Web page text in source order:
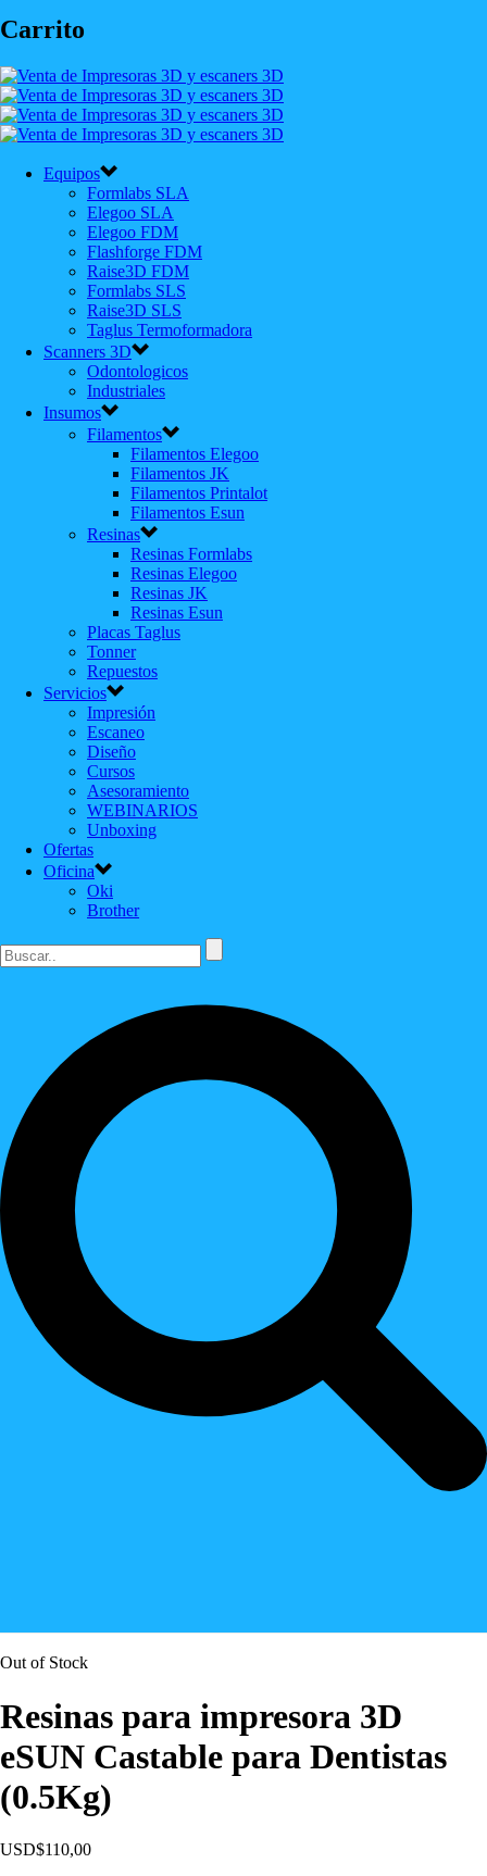
Carrito
Equipos
Formlabs SLA
Elegoo SLA
Elegoo FDM
Flashforge FDM
Raise3D FDM
Formlabs SLS
Raise3D SLS
Taglus Termoformadora
Scanners 3D
Odontologicos
Industriales
Insumos
Filamentos
Filamentos Elegoo
Filamentos JK
Filamentos Printalot
Filamentos Esun
Resinas
Resinas Formlabs
Resinas Elegoo
Resinas JK
Resinas Esun
Placas Taglus
Tonner
Repuestos
Servicios
Impresión
Escaneo
Diseño
Cursos
Asesoramiento
WEBINARIOS
Unboxing
Ofertas
Oficina
Oki
Brother
Out of Stock
Resinas para impresora 3D
eSUN Castable para Dentistas
(0.5Kg)
USD$110,00